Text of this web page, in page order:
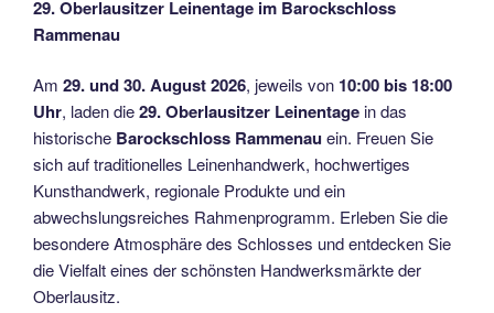
29. Oberlausitzer Leinentage im Barockschloss
Rammenau
Am 29. und 30. August 2026, jeweils von 10:00 bis 18:00
Uhr, laden die29. Oberlausitzer Leinentagein das
historische Barockschloss Rammenauein. Freuen Sie
sich auf traditionelles Leinenhandwerk, hochwertiges
Kunsthandwerk, regionale Produkte und ein
abwechslungsreiches Rahmenprogramm. Erleben Sie die
besondere Atmosphäre des Schlosses und entdecken Sie
die Vielfalt eines der schönsten Handwerksmärkte der
Oberlausitz.